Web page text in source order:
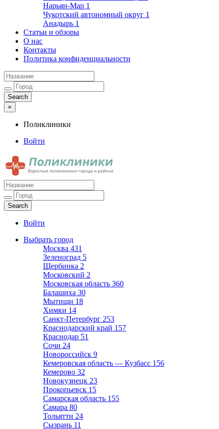
Нарьян-Мар 1
Чукотский автономный округ 1
Анадырь 1
Статьи и обзоры
О нас
Контакты
Политика конфиденциальности
×
Поликлиники
Войти
Поликлиники
Взрослые поликлиники города и района
Войти
Выбрать город
Москва 431
Зеленоград 5
Щербинка 2
Московский 2
Московская область 360
Балашиха 30
Мытищи 18
Химки 14
Санкт-Петербург 253
Краснодарский край 157
Краснодар 51
Сочи 24
Новороссийск 9
Кемеровская область — Кузбасс 156
Кемерово 32
Новокузнецк 23
Прокопьевск 15
Самарская область 155
Самара 80
Тольятти 24
Сызрань 11